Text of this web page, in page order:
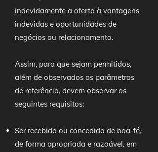
indevidamente a oferta à vantagens
indevidas e oportunidades de
negócios ou relacionamento.
Assim, para que sejam permitidos,
além de observados os parâmetros
de referência, devem observar os
seguintes requisitos:
Ser recebido ou concedido de boa-fé,
de forma apropriada e razoável, em